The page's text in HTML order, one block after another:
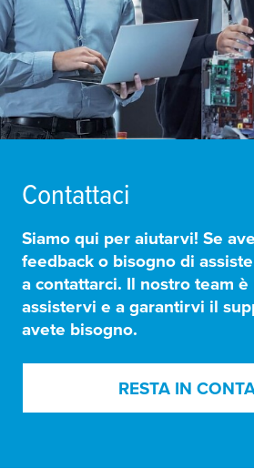
Contattaci
Siamo qui per aiutarvi! Se
feedback o bisogno di
a contattarci. Il nostro team è
assistervi e a garantirvi il
avete bisogno.
RESTA IN